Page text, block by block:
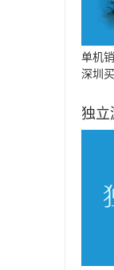
单机
深圳
独立